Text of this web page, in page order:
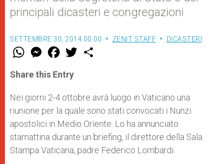
principali dicasteri e congregazioni
SETTEMBRE 30, 2014 00:00 ZENIT STAFF DICASTERI
W
t
s
p
p
M
e
s
e
g
e
r
F
a
e
b
o
k
w
r
Share this Entry
Nei giorni 2-4 ottobre avrà luogo in Vaticano una
riunione per la quale sono stati convocati i Nunzi
apostolici in Medio Oriente. Lo ha annunciato
stamattina durante un briefing, il direttore della Sala
Stampa Vaticana, padre Federico Lombardi.